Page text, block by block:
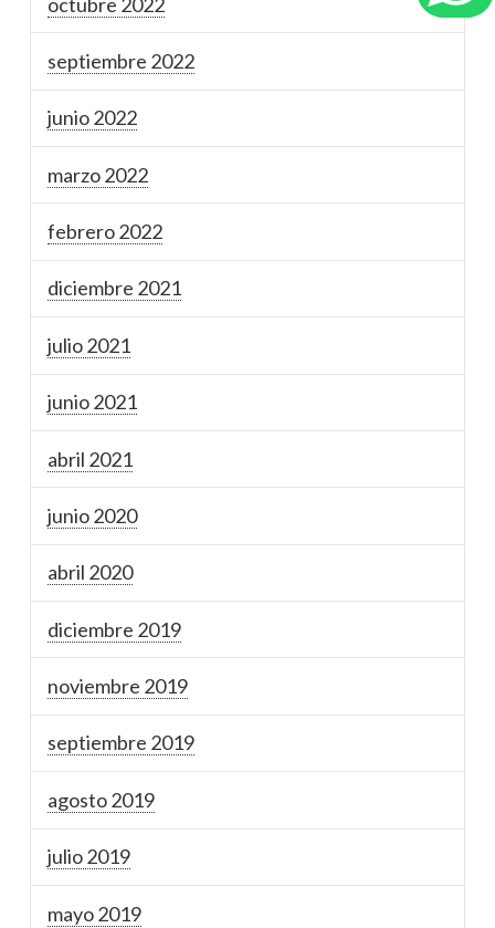
septiembre 2022
junio 2022
marzo 2022
febrero 2022
diciembre 2021
julio 2021
junio 2021
abril 2021
junio 2020
abril 2020
diciembre 2019
noviembre 2019
septiembre 2019
agosto 2019
julio 2019
mayo 2019